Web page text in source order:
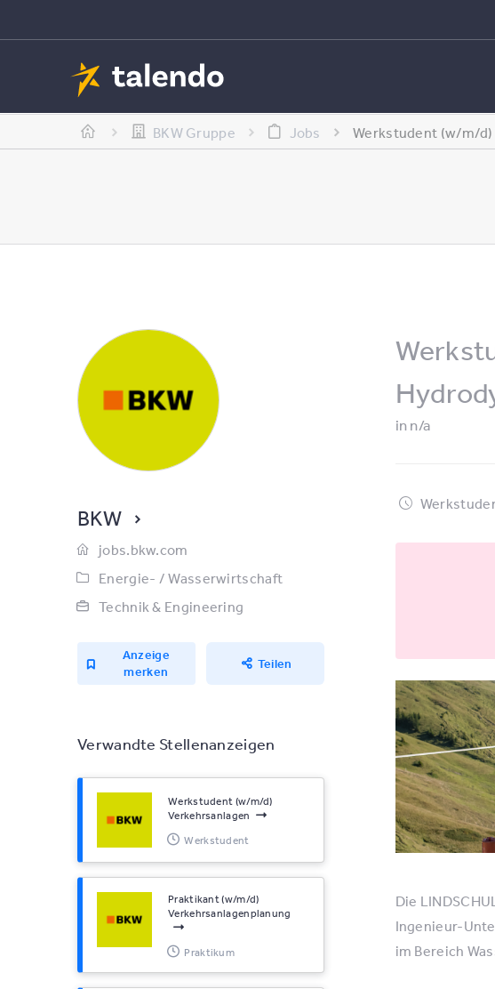
BKW Gruppe Jobs Werkstudent (w/m/
BKW
jobs.bkw.com
Energie- / Wasserwirtschaft
Technik & Engineering
Anzeige
merken
Teilen
Verwandte Stellenanzeigen
Werkstudent (w/m/d)
Verkehrsanlagen
Werkstudent
Praktikant (w/m/d)
Verkehrsanlagenplanung
Praktikum
inn/a
Die
Ingenieur-
im Bereich